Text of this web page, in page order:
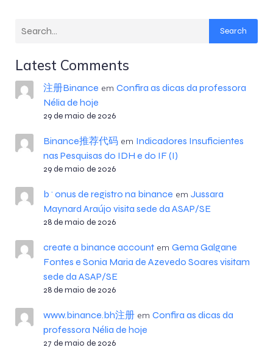
Search
Latest Comments
注册Binance em Confira as dicas da professora
Nélia de hoje
29 de maio de 2026
Binance推荐代码em Indicadores Insuficientes
nas Pesquisas do IDH e do IF (I)
29 de maio de 2026
b^onus de registro na binance em Jussara
Maynard Araújo visita sede da ASAP/SE
28 de maio de 2026
create a binance accountem Gema Galgane
Fontes e Sonia Maria de Azevedo Soares visitam
sede da ASAP/SE
28 de maio de 2026
www.binance.bh注册em Confira as dicas da
professora Nélia de hoje
27 de maio de 2026